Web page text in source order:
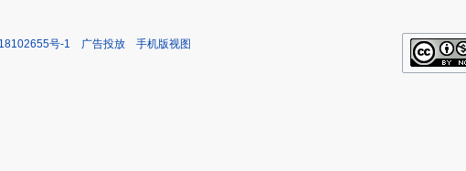
号-1 广告投放 手机版视图